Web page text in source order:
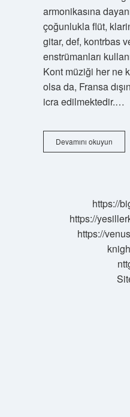
armonikasına
çoğunlukla flüt,
gitar, def, kontrbas
enstrümanları
Kont müziği her ne
olsa da, Fransa
icra edilmektedir.…
Devamını okuyunKreiz
ne
https://
https://
https://